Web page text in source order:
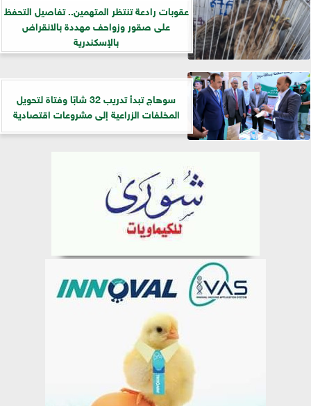
عقوبات رادعة تنتظر المتهمين.. تفاصيل التحفظ
على صقور وزواحف مهددة بالانقراض
بالإسكندرية
سوهاج تبدأ تدريب 32 شابًا وفتاة لتحويل
المخلفات الزراعية إلى مشروعات اقتصادية